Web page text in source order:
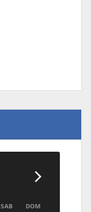
SAB DOM